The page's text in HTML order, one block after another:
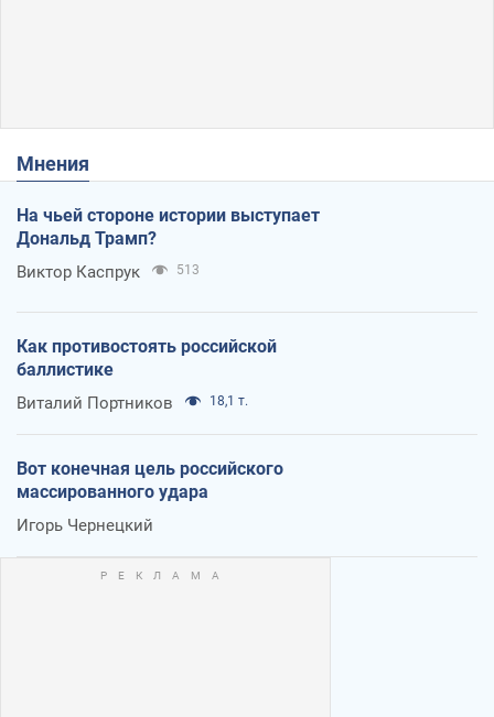
Мнения
На чьей стороне истории выступает
Дональд Трамп?
Виктор Каспрук 513
Как противостоять российской
баллистике
Виталий Портников 18,1 т.
Вот конечная цель российского
массированного удара
Игорь Чернецкий